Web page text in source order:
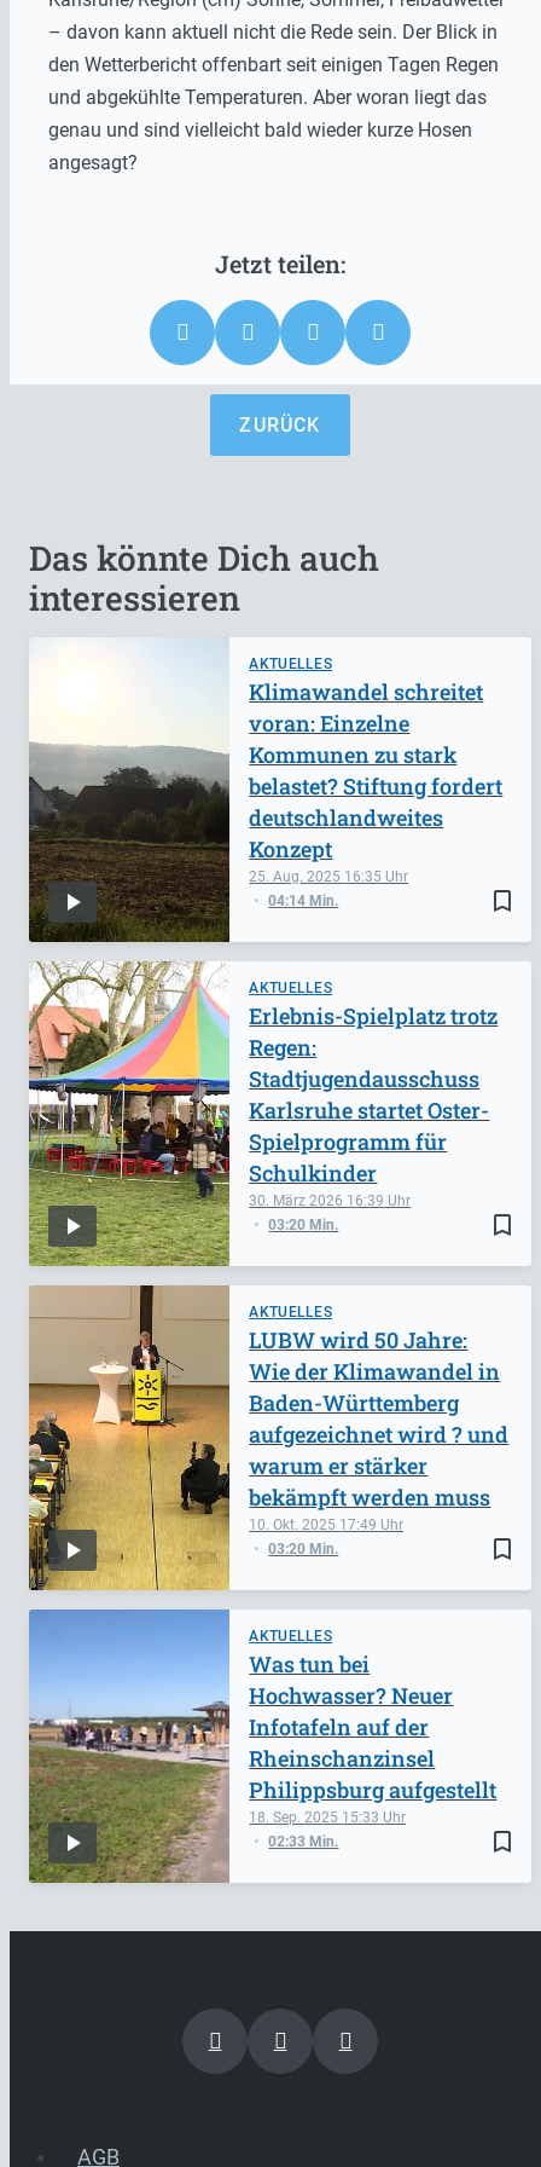
– davon kann aktuell nicht die Rede sein. Der Blick in
den Wetterbericht offenbart seit einigen Tagen Regen
und abgekühlte Temperaturen. Aber woran liegt das
genau und sind vielleicht bald wieder kurze Hosen
angesagt?
ZURÜCK
Das könnte Dich auch
interessieren
AKTUELLES
bookmark_border
25. Aug. 2025 16:35
04:14 Min.
Klimawandel schreitet
voran: Einzelne
Kommunen zu stark
belastet? Stiftung fordert
deutschlandweites
Konzept
AKTUELLES
bookmark_border
30. März 2026 16:39
03:20 Min.
Erlebnis-Spielplatz trotz
Regen:
Stadtjugendausschuss
Karlsruhe startet Oster-
Spielprogramm für
Schulkinder
AKTUELLES
bookmark_border
10. Okt. 2025 17:49
03:20 Min.
LUBW wird 50 Jahre:
Wie der Klimawandel in
Baden-Württemberg
aufgezeichnet wird ? und
warum er stärker
bekämpft werden muss
AKTUELLES
bookmark_border
18. Sep. 2025 15:33
02:33 Min.
Was tun bei
Hochwasser? Neuer
Infotafeln auf der
Rheinschanzinsel
Philippsburg aufgestellt
AGB